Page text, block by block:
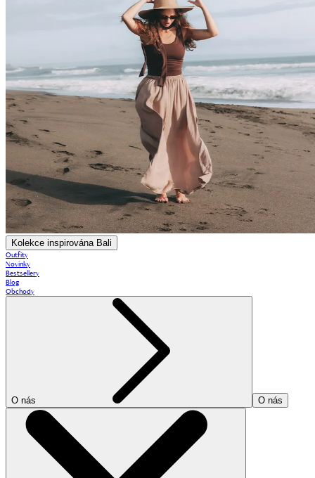
Kolekce inspirována Bali
Outfity
Novinky
Bestsellery
Blog
Obchody
O nás O nás